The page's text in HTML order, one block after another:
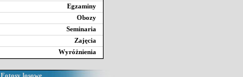
Egzaminy
Obozy
Seminaria
Zajęcia
Wyróżnienia
Fotosy losowe